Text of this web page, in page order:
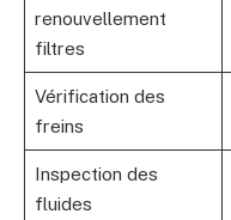
renouvellement
filtres
Vérification des
freins
Inspection des
fluides